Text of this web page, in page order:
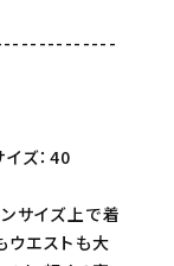
ズ：40
サイズ上で着
ウエストも大